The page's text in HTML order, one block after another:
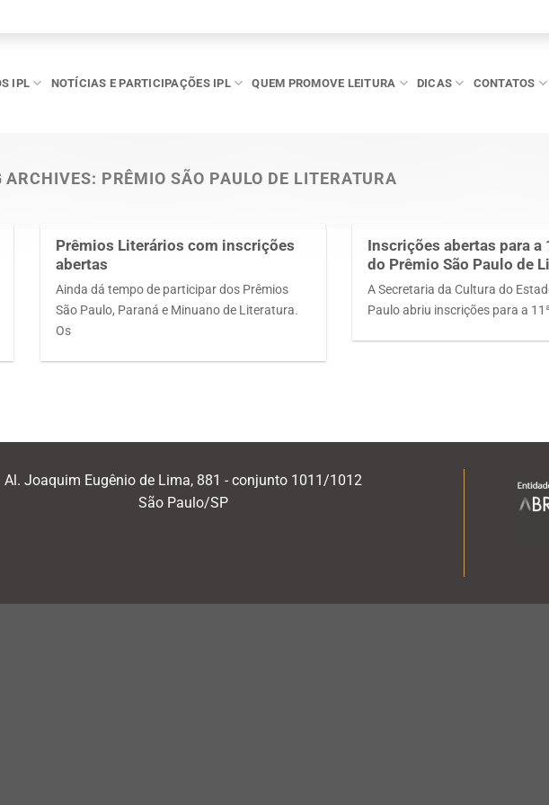
IPL NOTÍCIAS E PARTICIPAÇÕES IPL QUEM PROMOVE LEITURA DICAS CONTATOS
ARCHIVES: PRÊMIO SÃO PAULO DE LITERATURA
Prêmios Literários com inscrições
abertas
Ainda dá tempo de participar dos Prêmios
São Paulo, Paraná e Minuano de Literatura.
Os
Inscrições abertas para a
do Prêmio São Paulo de
A Secretaria da Cultura do
Paulo abriu inscrições para a
Al. Joaquim Eugênio de Lima, 881 - conjunto 1011/1012
São Paulo/SP